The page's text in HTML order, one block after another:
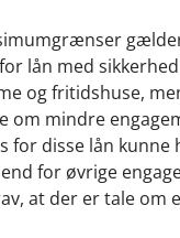
lån med
og fritidshuse,
om mindre
for disse lån kunne
for øvrige
at der er tale om